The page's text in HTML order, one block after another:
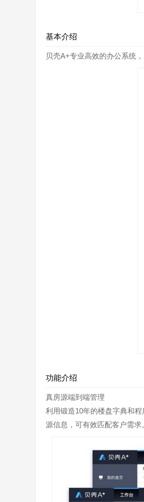
基本介绍
贝壳A+专业高效的办公系统
功能介绍
真房源端到端管理
利用锻造10年的楼盘字典和
源信息，可有效匹配客户需求